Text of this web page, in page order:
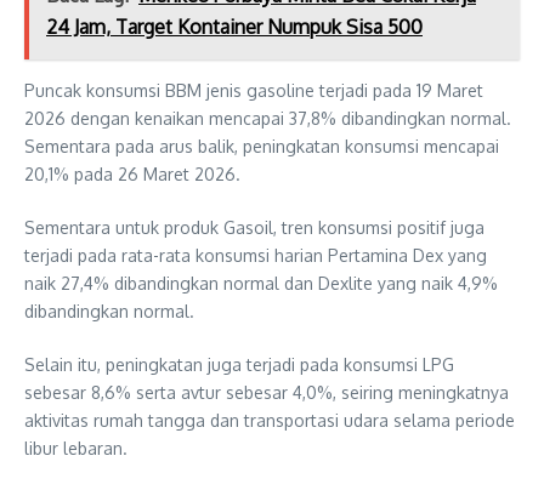
24 Jam, Target Kontainer Numpuk Sisa 500
Puncak konsumsi BBM jenis gasoline terjadi pada 19 Maret
2026 dengan kenaikan mencapai 37,8% dibandingkan normal.
Sementara pada arus balik, peningkatan konsumsi mencapai
20,1% pada 26 Maret 2026.
Sementara untuk produk Gasoil, tren konsumsi positif juga
terjadi pada rata-rata konsumsi harian Pertamina Dex yang
naik 27,4% dibandingkan normal dan Dexlite yang naik 4,9%
dibandingkan normal.
Selain itu, peningkatan juga terjadi pada konsumsi LPG
sebesar 8,6% serta avtur sebesar 4,0%, seiring meningkatnya
aktivitas rumah tangga dan transportasi udara selama periode
libur lebaran.